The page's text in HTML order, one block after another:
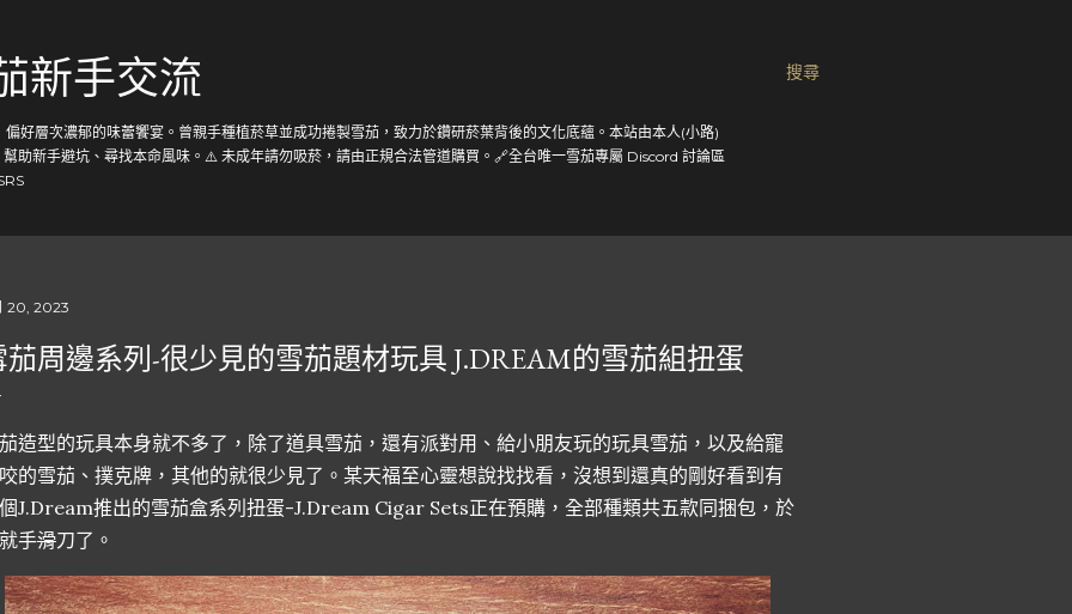
搜尋
新手交流
好層次濃郁的味蕾饗宴。曾親手種植菸草並成功捲製雪茄，致力於鑽研菸葉背後的文化底蘊。本站由本人(小路)
助新手避坑、尋找本命風味。⚠️ 未成年請勿吸菸，請由正規合法管道購買。🔗全台唯一雪茄專屬 Discord 討論區
20, 2023
茄周邊系列-很少見的雪茄題材玩具 J.DREAM的雪茄組扭蛋
造型的玩具本身就不多了，除了道具雪茄，還有派對用、給小朋友玩的玩具雪茄，以及給寵
的雪茄、撲克牌，其他的就很少見了。某天福至心靈想說找找看，沒想到還真的剛好看到有
J.Dream推出的雪茄盒系列扭蛋-J.Dream Cigar Sets正在預購，全部種類共五款同捆包，於
手滑刀了。